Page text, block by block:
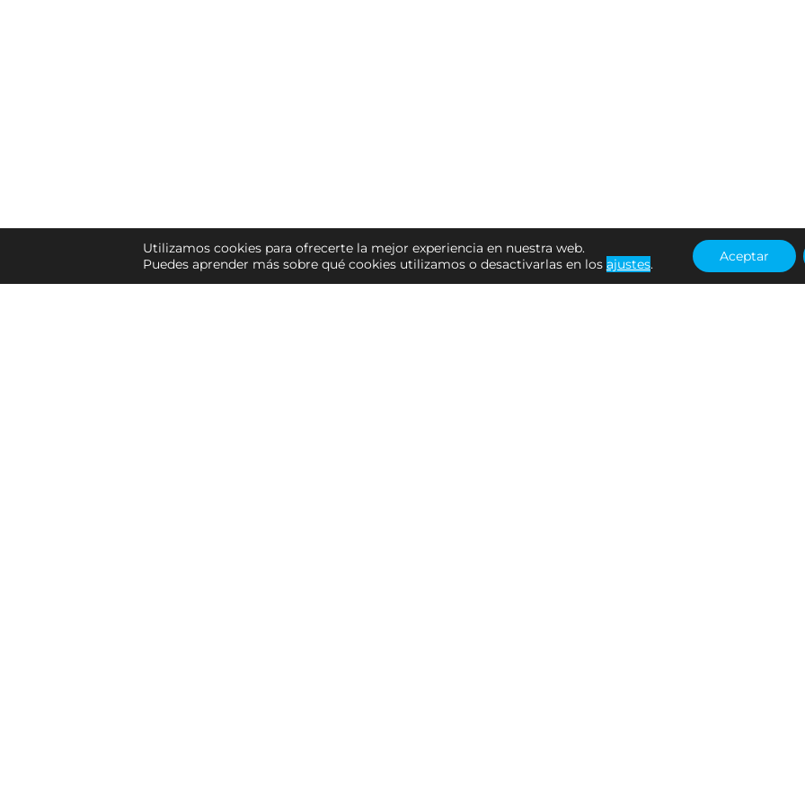
Utilizamos cookies para ofrecerte la mejor experiencia en nuestra web.
Puedes aprender más sobre qué cookies utilizamos o desactivarlas en los ajustes. Aceptar